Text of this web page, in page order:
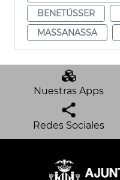
BENETÚSSER
MASSANASSA
Nuestras Apps
Redes Sociales